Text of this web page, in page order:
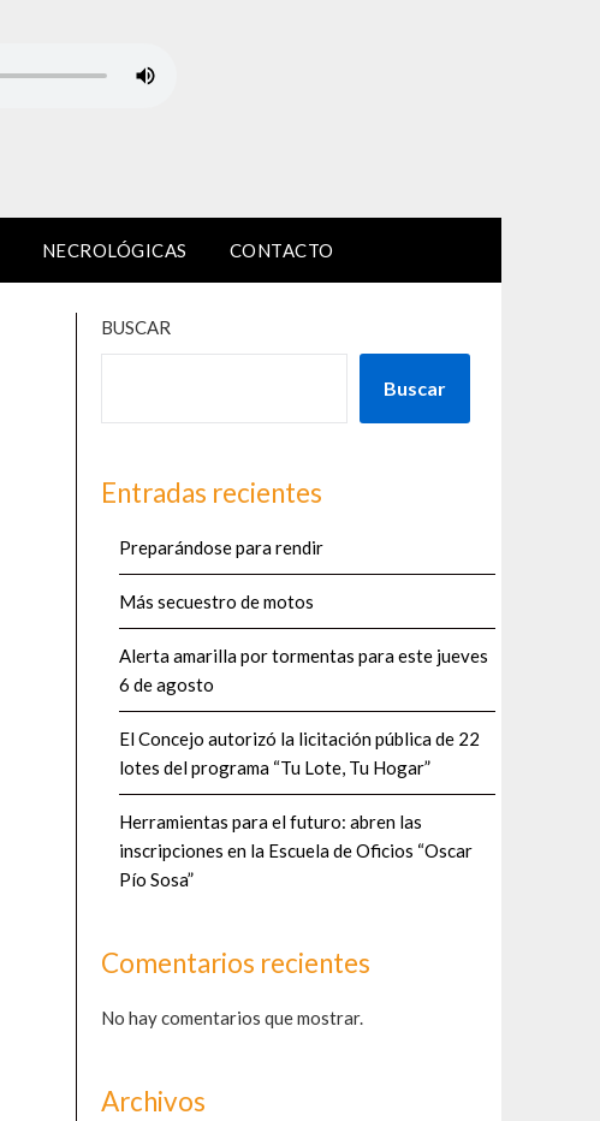
NECROLÓGICAS CONTACTO
BUSCAR
Buscar
Entradas recientes
Preparándose para rendir
Más secuestro de motos
Alerta amarilla por tormentas para este jueves
6 de agosto
El Concejo autorizó la licitación pública de 22
lotes del programa “Tu Lote, Tu Hogar”
Herramientas para el futuro: abren las
inscripciones en la Escuela de Oficios “Oscar
Pío Sosa”
Comentarios recientes
No hay comentarios que mostrar.
Archivos